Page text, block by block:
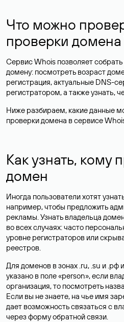
Что можно
проверки
Сервис Whois позволяет
домену: посмотреть возраст
регистрация, актуальные DNS-
регистратором, а также узнать,
Ниже разбираем, какие данные
проверки домена в сервисе
Как узнать, кому
домен
Иногда пользователи хотят
например, чтобы предложить
рекламы. Узнать владельца
во всех случаях: часто
уровне регистраторов или
реестров.
Для доменов в зонах .ru, .su и .рф
указано в поле «person», если
организация, то посмотреть
Если вы не знаете, на чье имя
дает возможность связаться с
через форму обратной связи.